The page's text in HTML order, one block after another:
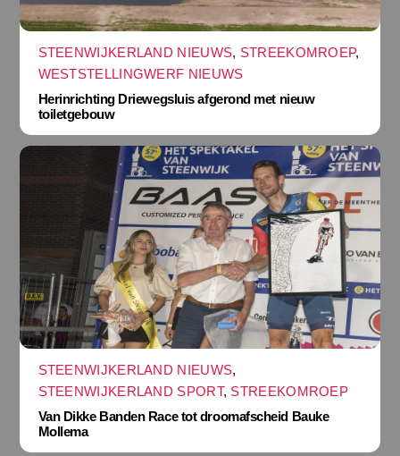
STEENWIJKERLAND NIEUWS, STREEKOMROEP,
WESTSTELLINGWERF NIEUWS
Herinrichting Driewegsluis afgerond met nieuw
toiletgebouw
STEENWIJKERLAND NIEUWS,
STEENWIJKERLAND SPORT, STREEKOMROEP
Van Dikke Banden Race tot droomafscheid Bauke
Mollema